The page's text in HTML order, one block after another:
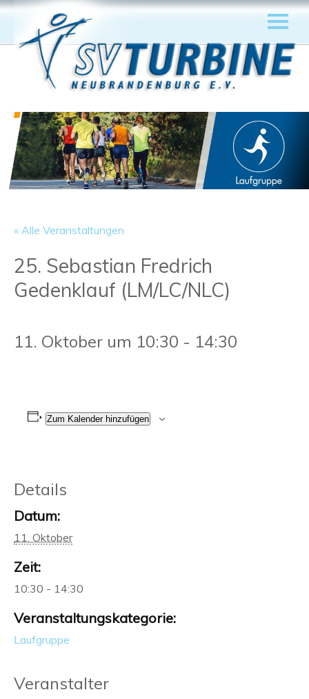
« Alle Veranstaltungen
25. Sebastian Fredrich
Gedenklauf (LM/LC/NLC)
11. Oktober um 10:30 - 14:30
Zum Kalender hinzufügen
Details
Datum:
11. Oktober
Zeit:
10:30 - 14:30
Veranstaltungskategorie:
Laufgruppe
Veranstalter